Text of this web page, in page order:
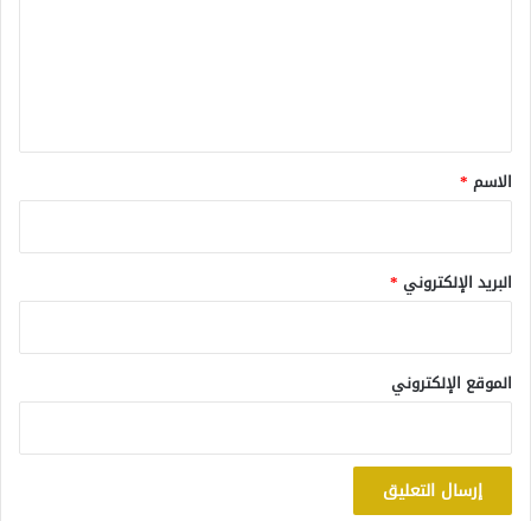
*
الاسم *
البريد الإلكتروني *
الموقع الإلكتروني